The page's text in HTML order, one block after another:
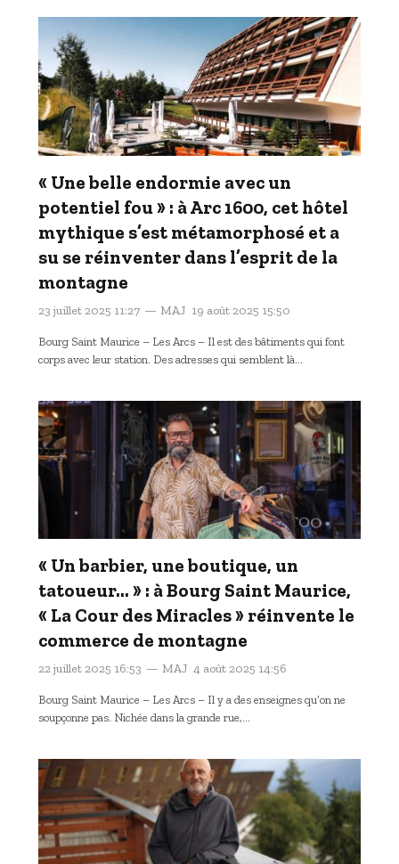
« Une belle endormie avec un
potentiel fou » : à Arc 1600, cet hôtel
mythique s’est métamorphosé et a
su se réinventer dans l’esprit de la
montagne
23 juillet 2025 11:27 MAJ 19 août 2025 15:50
Bourg Saint Maurice – Les Arcs – Il est des bâtiments qui font
corps avec leur station. Des adresses qui semblent là…
« Un barbier, une boutique, un
tatoueur… » : à Bourg Saint Maurice,
« La Cour des Miracles » réinvente le
commerce de montagne
22 juillet 2025 16:53 MAJ 4 août 2025 14:56
Bourg Saint Maurice – Les Arcs – Il y a des enseignes qu’on ne
soupçonne pas. Nichée dans la grande rue,…